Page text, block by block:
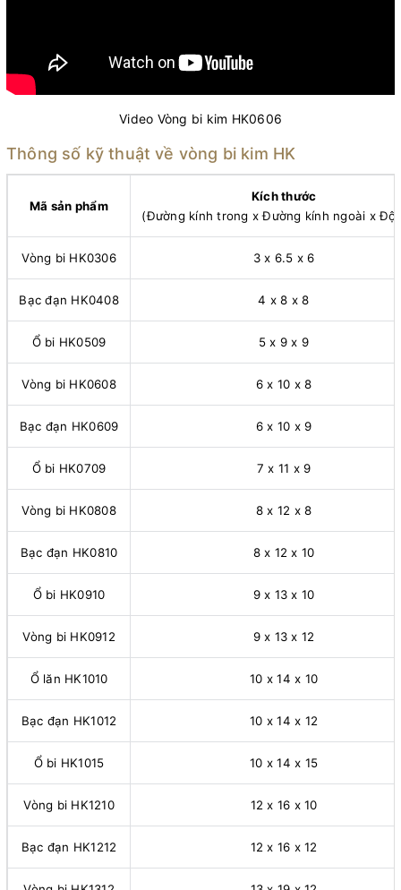
Video Vòng bi kim HK0606
Thông số kỹ thuật về vòng bi kim HK
Mã sản phẩm
Kích thước
(Đường kính trong x Đường kính ngoài x Độ
Vòng bi HK0306 3 x 6.5 x 6
Bạc đạn HK0408 4 x 8 x 8
Ổ bi HK0509 5 x 9 x 9
Vòng bi HK0608 6 x 10 x 8
Bạc đạn HK0609 6 x 10 x 9
Ổ bi HK0709 7 x 11 x 9
Vòng bi HK0808 8 x 12 x 8
Bạc đạn HK0810 8 x 12 x 10
Ổ bi HK0910 9 x 13 x 10
Vòng bi HK0912 9 x 13 x 12
Ổ lăn HK1010 10 x 14 x 10
Bạc đạn HK1012 10 x 14 x 12
Ổ bi HK1015 10 x 14 x 15
Vòng bi HK1210 12 x 16 x 10
Bạc đạn HK1212 12 x 16 x 12